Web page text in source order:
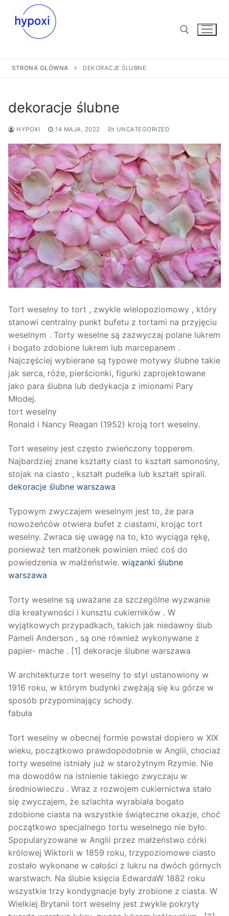
Przejdź
Szukaj:
STRONA GŁÓWNA DEKORACJE ŚLUBNE
dekoracje ślubne
HYPOXI 14 MAJA, 2022 UNCATEGORIZED
Tort weselny to tort , zwykle wielopoziomowy , który
stanowi centralny punkt bufetu z tortami na przyjęciu
weselnym . Torty weselne są zazwyczaj polane lukrem
i bogato zdobione lukrem lub marcepanem .
Najczęściej wybierane są typowe motywy ślubne takie
jak serca, róże, pierścionki, figurki zaprojektowane
jako para ślubna lub dedykacja z imionami Pary
Młodej.
tort weselny
Ronald i Nancy Reagan (1952) kroją tort weselny.
Tort weselny jest często zwieńczony topperem.
Najbardziej znane kształty ciast to kształt samonośny,
stojak na ciasto , kształt pudełka lub kształt spirali.
dekoracje ślubne warszawa
Typowym zwyczajem weselnym jest to, że para
nowożeńców otwiera bufet z ciastami, krojąc tort
weselny. Zwraca się uwagę na to, kto wyciąga rękę,
ponieważ ten małżonek powinien mieć coś do
powiedzenia w małżeństwie. wiązanki ślubne
warszawa
Torty weselne są uważane za szczególne wyzwanie
dla kreatywności i kunsztu cukierników . W
wyjątkowych przypadkach, takich jak niedawny ślub
Pameli Anderson , są one również wykonywane z
papier- mache . [1] dekoracje ślubne warszawa
W architekturze tort weselny to styl ustanowiony w
1916 roku, w którym budynki zwężają się ku górze w
sposób przypominający schody.
fabuła
Tort weselny w obecnej formie powstał dopiero w XIX
wieku, początkowo prawdopodobnie w Anglii, chociaż
torty weselne istniały już w starożytnym Rzymie. Nie
ma dowodów na istnienie takiego zwyczaju w
średniowieczu . Wraz z rozwojem cukiernictwa stało
się zwyczajem, że szlachta wyrabiała bogato
zdobione ciasta na wszystkie świąteczne okazje, choć
początkowo specjalnego tortu weselnego nie było.
Spopularyzowane w Anglii przez małżeństwo córki
królowej Wiktorii w 1859 roku, trzypoziomowe ciasto
zostało wykonane w całości z lukru na dwóch górnych
warstwach. Na ślubie księcia EdwardaW 1882 roku
wszystkie trzy kondygnacje były zrobione z ciasta. W
Wielkiej Brytanii tort weselny jest zwykle pokryty